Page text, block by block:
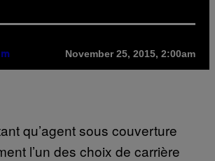
November 25, 2015, 2:00am
qu’agent sous couverture
l’un des choix de carrière